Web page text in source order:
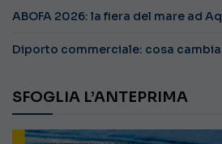
ABOFA 2026: la fiera del mare ad
Diporto commerciale: cosa
SFOGLIA L’ANTEPRIMA